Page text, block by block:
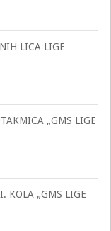
LICA LIGE
„GMS LIGE
KOLA „GMS LIGE